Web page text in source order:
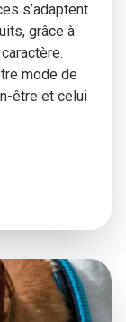
s’adaptent
grâce à
mode de
être et celui